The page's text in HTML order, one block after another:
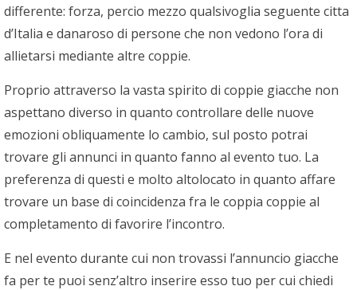
differente: forza, percio mezzo qualsivoglia seguente citta
d’Italia e danaroso di persone che non vedono l’ora di
allietarsi mediante altre coppie.
Proprio attraverso la vasta spirito di coppie giacche non
aspettano diverso in quanto controllare delle nuove
emozioni obliquamente lo cambio, sul posto potrai
trovare gli annunci in quanto fanno al evento tuo. La
preferenza di questi e molto altolocato in quanto affare
trovare un base di coincidenza fra le coppia coppie al
completamento di favorire l’incontro.
E nel evento durante cui non trovassi l’annuncio giacche
fa per te puoi senz’altro inserire esso tuo per cui chiedi